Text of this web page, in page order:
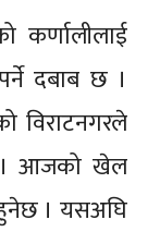
कर्णालीलाई
दबाब छ ।
विराटनगरले
आजको खेल
। यसअघि